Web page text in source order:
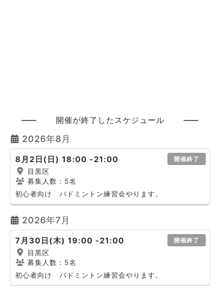
開催が終了したスケジュール
2026年8月
8月2日(日) 18:00 -21:00 開催終了
目黒区
募集人数：5名
初心者向け バドミントン練習会やります。
2026年7月
7月30日(木) 19:00 -21:00 開催終了
目黒区
募集人数：5名
初心者向け バドミントン練習会やります。